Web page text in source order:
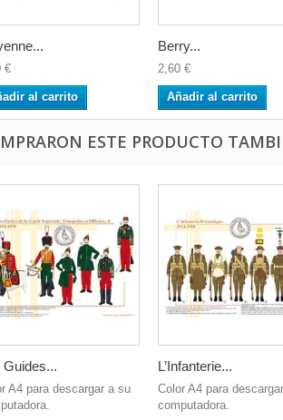
€
al carrito
Berry...
2,60 €
Añadir al carrito
ESTE PRODUCTO
Guides...
A4 para descargar a su
L’Infanterie...
Color A4 para
computadora.